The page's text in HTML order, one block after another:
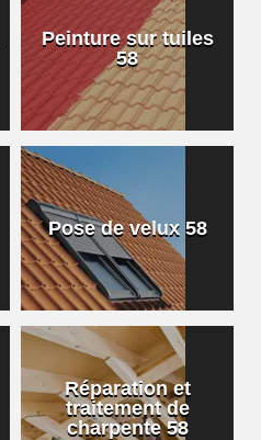
Peinture sur tuiles
58
Pose de velux 58
Réparation et
traitement de
charpente 58